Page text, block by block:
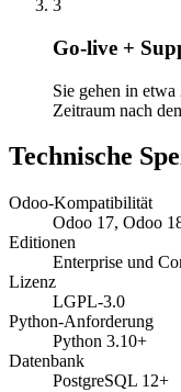
3
Go-live +
Sie gehen in
Zeitraum nach
Technische
Odoo-Kompatibilität
Odoo 17, Odoo
Editionen
Enterprise und
Lizenz
LGPL-3.0
Python-Anforderung
Python 3.10+
Datenbank
PostgreSQL 12+